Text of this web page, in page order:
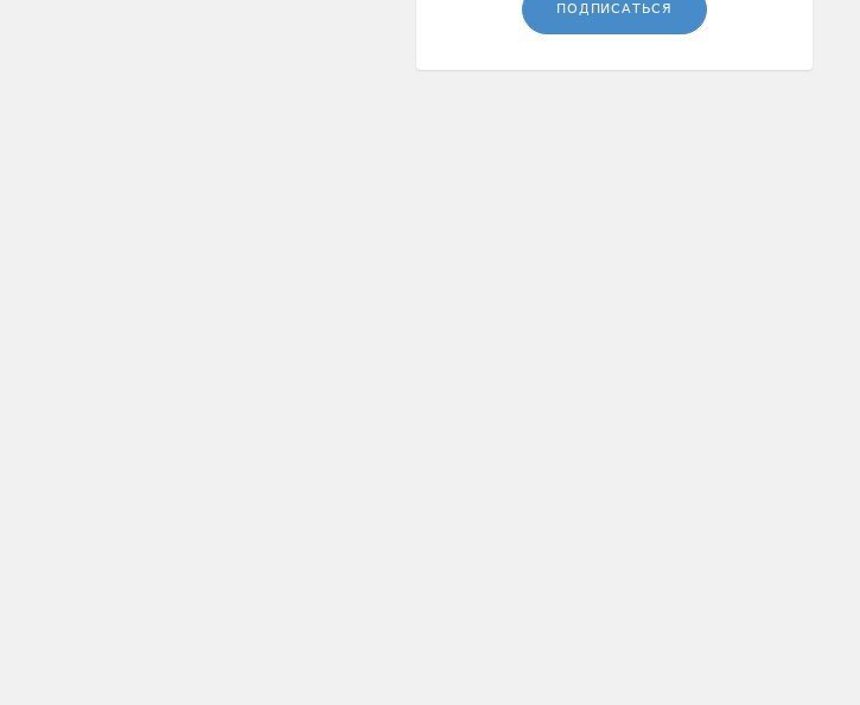
ПОДПИСАТЬСЯ